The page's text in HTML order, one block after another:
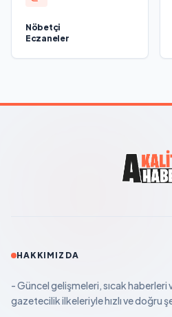
Nöbetçi
Eczaneler
HAKKIMIZDA
- Güncel gelişmeleri, sıcak haberleri
gazetecilik ilkeleriyle hızlı ve doğru